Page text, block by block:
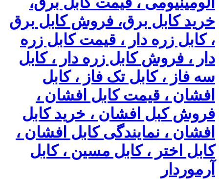
خرید کابل برق، فروش کابل برق
، کابل زره دار ، قیمت کابل زره
دار ، فروش کابل زره دار ، کابل
سه فاز ، کابل تک فاز ، کابل
افشان ، قیمت کابل افشان ،
فروش کبل افشان ، خرید کابل
افشان ، نمایندگی کابل افشان ،
کابل اختر ، کابل مسین ، کابل
آرموردار